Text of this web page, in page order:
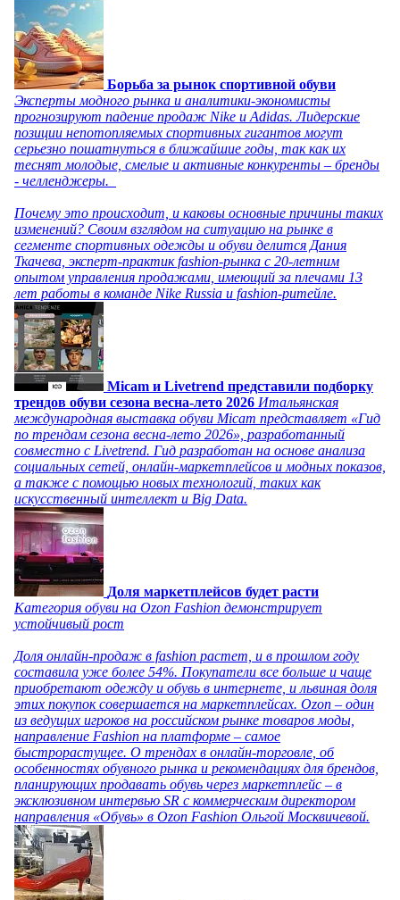
Борьба за рынок спортивной обуви
Эксперты модного рынка и аналитики-экономисты
прогнозируют падение продаж Nike и Adidas. Лидерские
позиции непотопляемых спортивных гигантов могут
серьезно пошатнуться в ближайшие годы, так как их
теснят молодые, смелые и активные конкуренты – бренды
- челленджеры.
Почему это происходит, и каковы основные причины таких
изменений? Своим взглядом на ситуацию на рынке в
сегменте спортивных одежды и обуви делится Дания
Ткачева, эксперт-практик fashion-рынка с 20-летним
опытом управления продажами, имеющий за плечами 13
лет работы в команде Nike Russia и fashion-ритейле.
Micam и Livetrend представили подборку
трендов обуви сезона весна-лето 2026 Итальянская
международная выставка обуви Micam представляет «Гид
по трендам сезона весна-лето 2026», разработанный
совместно с Livetrend. Гид разработан на основе анализа
социальных сетей, онлайн-маркетплейсов и модных показов,
а также с помощью новых технологий, таких как
искусственный интеллект и Big Data.
Доля маркетплейсов будет расти
Категория обуви на Ozon Fashion демонстрирует
устойчивый рост
Доля онлайн-продаж в fashion растет, и в прошлом году
составила уже более 54%. Покупатели все больше и чаще
приобретают одежду и обувь в интернете, и львиная доля
этих покупок совершается на маркетплейсах. Ozon – один
из ведущих игроков на российском рынке товаров моды,
направление Fashion на платформе – самое
быстрорастущее. О трендах в онлайн-торговле, об
особенностях обувного рынка и рекомендациях для брендов,
планирующих продавать обувь через маркетплейс – в
эксклюзивном интервью SR с коммерческим директором
направления «Обувь» в Ozon Fashion Ольгой Москвичевой.